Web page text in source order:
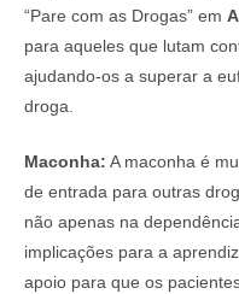
“Pare com as Drogas” em
para aqueles que lutam
ajudando-os a superar a
droga.
Maconha: A maconha é
de entrada para outras
não apenas na
implicações para a
apoio para que os